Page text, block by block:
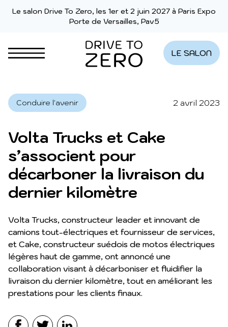
Aller au contenu
Le salon Drive To Zero, les 1er et 2 juin 2027 à Paris Expo
Porte de Versailles, Pav5
LE SALON
Conduire l'avenir 2 avril 2023
Volta Trucks et Cake
s’associent pour
décarboner la livraison du
dernier kilomètre
Volta Trucks, constructeur leader et innovant de
camions tout-électriques et fournisseur de services,
et Cake, constructeur suédois de motos électriques
légères haut de gamme, ont annoncé une
collaboration visant à décarboniser et fluidifier la
livraison du dernier kilomètre, tout en améliorant les
prestations pour les clients finaux.
FacebookTwitterLinkedIn